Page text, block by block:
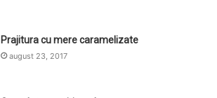
Prajitura cu mere caramelizate
august 23, 2017